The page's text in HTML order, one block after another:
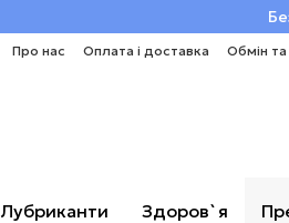
Про нас Оплата і доставка Обмін
Лубриканти Здоров`я